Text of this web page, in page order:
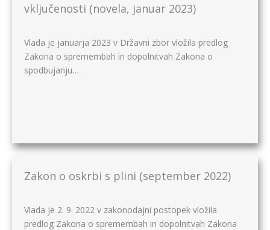
vključenosti (novela, januar 2023)
Vlada je januarja 2023 v Državni zbor vložila predlog
Zakona o spremembah in dopolnitvah Zakona o
spodbujanju…
Zakon o oskrbi s plini (september 2022)
Vlada je 2. 9. 2022 v zakonodajni postopek vložila
predlog Zakona o spremembah in dopolnitvah Zakona